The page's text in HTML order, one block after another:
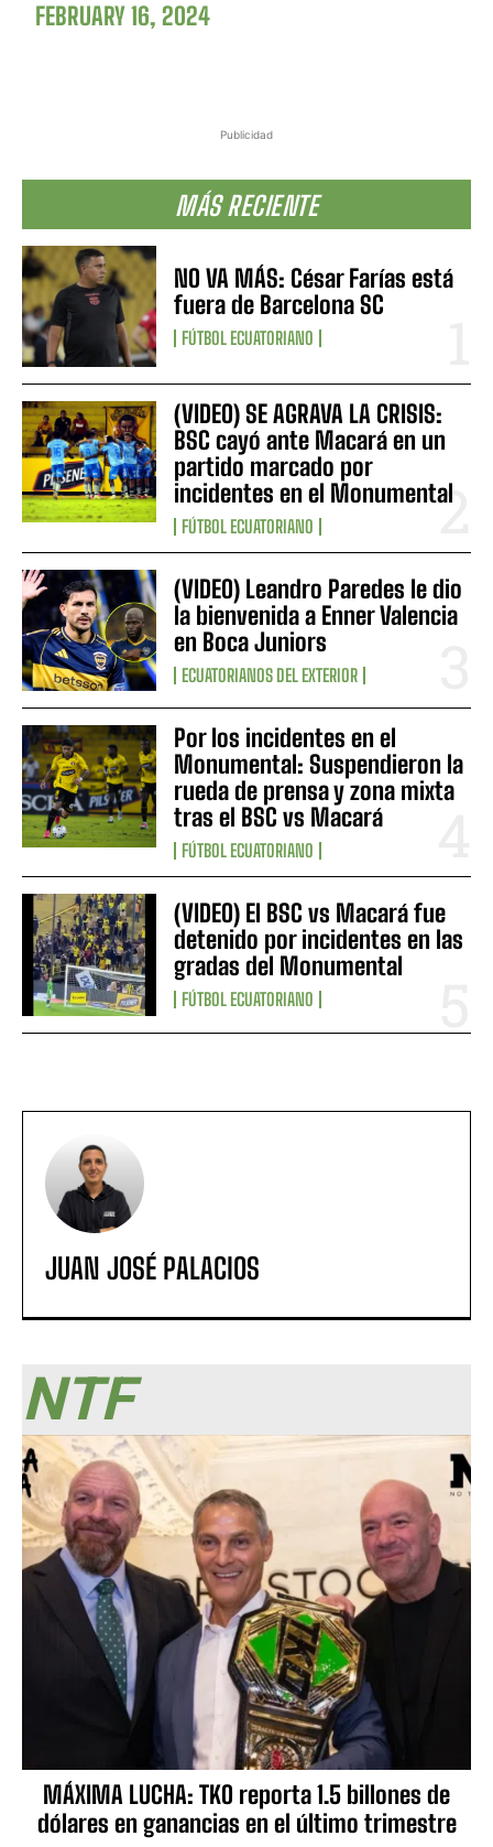
Publicidad
MÁS RECIENTE
NO VA MÁS: César Farías está
fuera de Barcelona SC
FÚTBOL ECUATORIANO
(VIDEO) SE AGRAVA LA CRISIS:
BSC cayó ante Macará en un
partido marcado por
incidentes en el Monumental
FÚTBOL ECUATORIANO
(VIDEO) Leandro Paredes le dio
la bienvenida a Enner Valencia
en Boca Juniors
ECUATORIANOS DEL EXTERIOR
Por los incidentes en el
Monumental: Suspendieron la
rueda de prensa y zona mixta
tras el BSC vs Macará
FÚTBOL ECUATORIANO
(VIDEO) El BSC vs Macará fue
detenido por incidentes en las
gradas del Monumental
FÚTBOL ECUATORIANO
FEBRUARY 16, 2024
JUAN JOSÉ PALACIOS
NTF
MÁXIMA LUCHA: TKO reporta 1.5 billones de
dólares en ganancias en el último trimestre